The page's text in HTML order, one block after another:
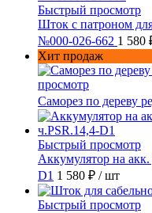
Быстрый просмотр
Шток с патроном
№000-026-662 1 580
Хит продаж
просмотр
Саморез по дереву
Быстрый просмотр
Аккумулятор на
D1 1 580 ₽ / шт
Быстрый просмотр